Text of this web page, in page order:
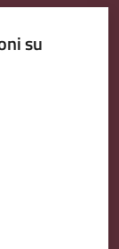
su